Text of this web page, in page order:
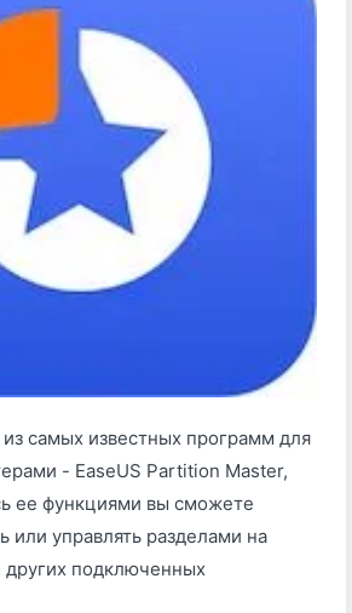
самых известных программ для
- EaseUS Partition Master,
ее функциями вы сможете
или управлять разделами на
других подключенных